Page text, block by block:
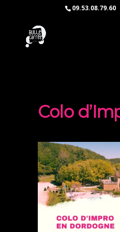
09.53.08.79.60
Colo